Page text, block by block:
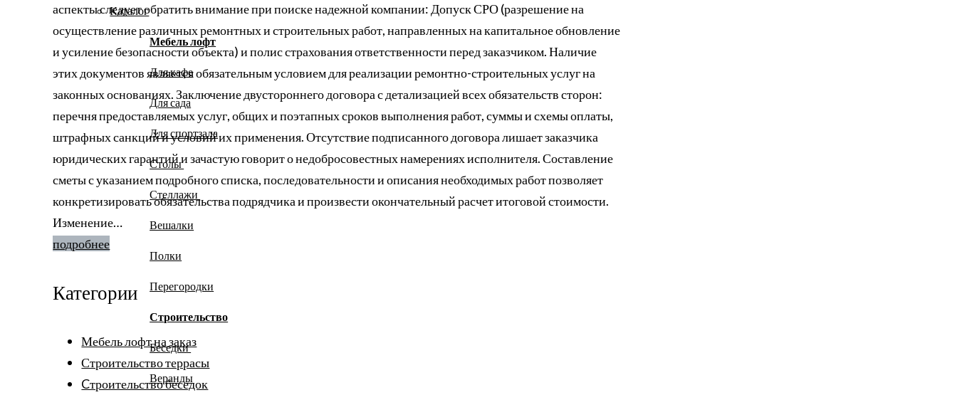
Каталог
Мебель лофт
Для кафе
Для сада
Для спортзала
Столы
Стеллажи
Вешалки
Полки
Перегородки
Строительство
Беседки
Веранды
аспекты следует обратить внимание при поиске надежной компании: Допуск СРО (разрешение на
осуществление различных ремонтных и строительных работ, направленных на капитальное обновление
и усиление безопасности объекта) и полис страхования ответственности перед заказчиком. Наличие
этих документов является обязательным условием для реализации ремонтно-строительных услуг на
законных основаниях. Заключение двустороннего договора с детализацией всех обязательств сторон:
перечня предоставляемых услуг, общих и поэтапных сроков выполнения работ, суммы и схемы оплаты,
штрафных санкций и условий их применения. Отсутствие подписанного договора лишает заказчика
юридических гарантий и зачастую говорит о недобросовестных намерениях исполнителя. Составление
сметы с указанием подробного списка, последовательности и описания необходимых работ позволяет
конкретизировать обязательства подрядчика и произвести окончательный расчет итоговой стоимости.
Изменение…
подробнее
Категории
Мебель лофт на заказ
Строительство террасы
Cтроительство беседок